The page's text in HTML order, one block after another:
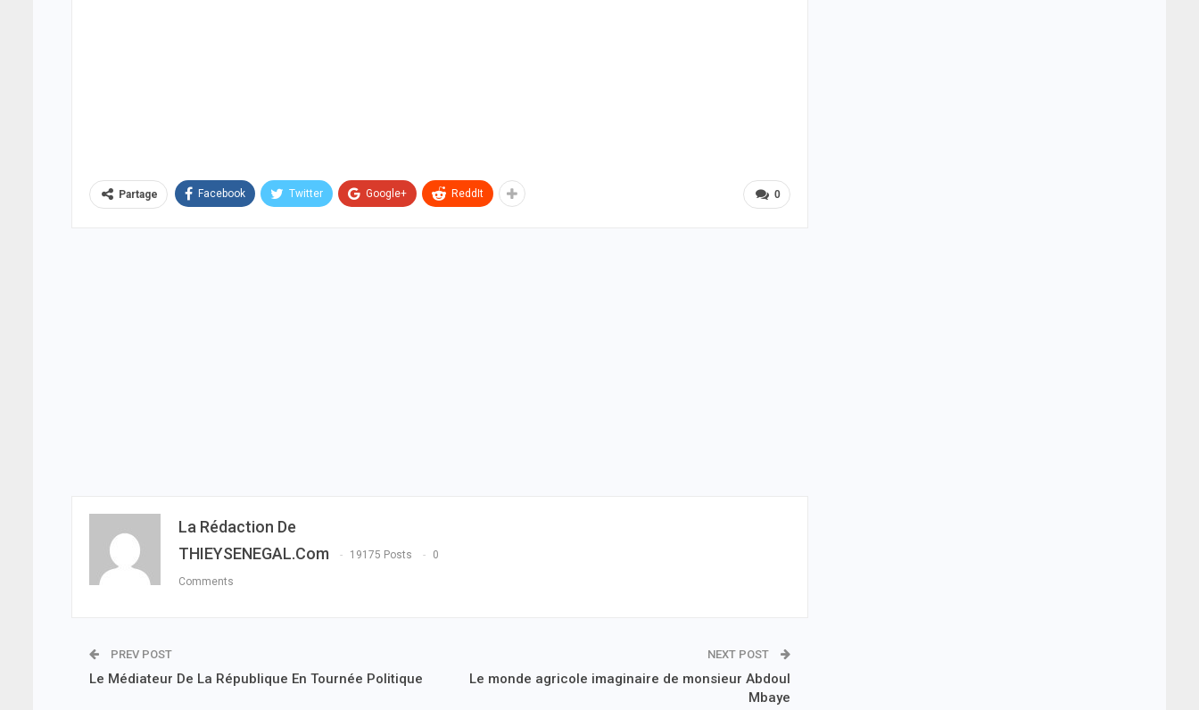
0
Partage Facebook Twitter Google+ ReddIt
La Rédaction De
THIEYSENEGAL.com
19175 Posts 0
Comments
PREV POST
Le Médiateur De La République En Tournée Politique
NEXT POST
Le monde agricole imaginaire de monsieur Abdoul
Mbaye